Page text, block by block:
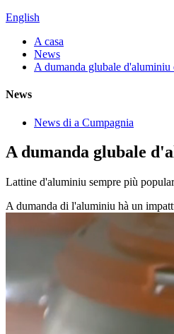
English
A casa
News
A dumanda glubale
News
News di a Cumpagnia
A dumanda glubale
Lattine d'aluminiu sempre più
A dumanda di l'aluminiu hà un